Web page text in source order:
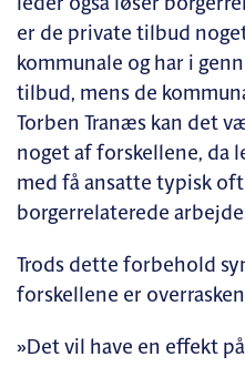
leder også løser
er de private tilbud
kommunale og har i
tilbud, mens de
Torben Tranæs kan det
noget af forskellene, da
med få ansatte typisk
borgerrelaterede
Trods dette forbehold
forskellene er
»Det vil have en effekt